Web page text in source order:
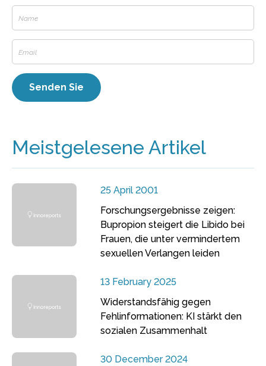
Meistgelesene Artikel
25 April 2001
Forschungsergebnisse zeigen:
Bupropion steigert die Libido bei
Frauen, die unter vermindertem
sexuellen Verlangen leiden
13 February 2025
Widerstandsfähig gegen
Fehlinformationen: KI stärkt den
sozialen Zusammenhalt
30 December 2024